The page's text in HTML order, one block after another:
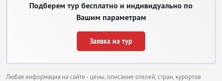
Подберем тур бесплатно и индивидуально по
Вашим параметрам
Заявка на тур
Любая информация на сайте - цены, описание отелей, стран, курортов